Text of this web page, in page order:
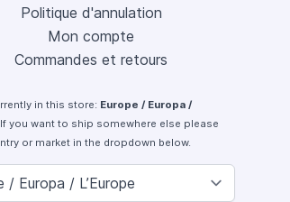
Politique d'annulation
Mon compte
Commandes et retours
in this store: Europe / Europa /
If you want to ship somewhere else please
or market in the dropdown below.